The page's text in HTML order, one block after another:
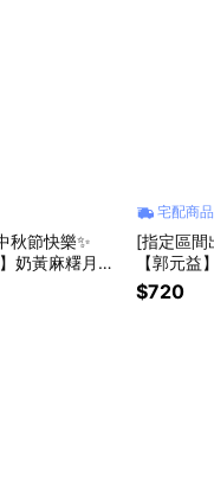
秋節快樂✨
奶黃麻糬月餅
運)【墊腳石】
宅配商品
[指定區間
【郭元益
盒)(含運)
$720